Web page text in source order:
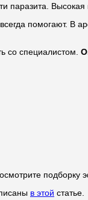
помогают. В
со специалистом.
подборку
в этой статье.